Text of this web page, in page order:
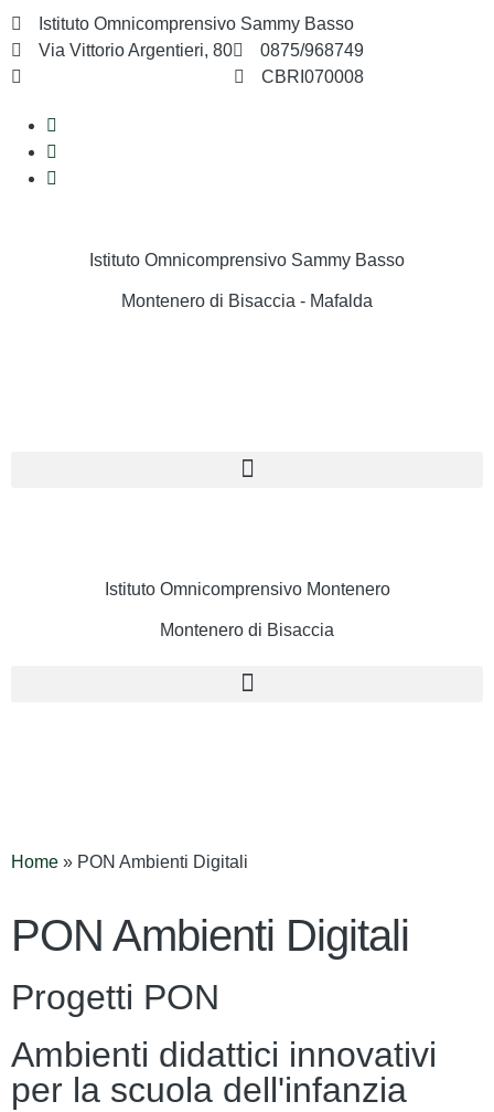
Istituto Omnicomprensivo Sammy Basso
Via Vittorio Argentieri, 80
0875/968749
CBRI070008
Istituto Omnicomprensivo Sammy Basso
Montenero di Bisaccia - Mafalda
Istituto Omnicomprensivo Montenero
Montenero di Bisaccia
Home » PON Ambienti Digitali
PON Ambienti Digitali
Progetti PON
Ambienti didattici innovativi
per la scuola dell'infanzia